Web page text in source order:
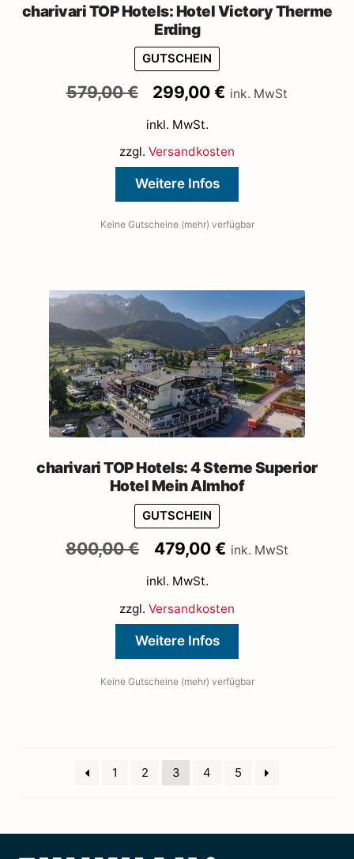
charivari TOP Hotels: Hotel Victory Therme
Erding
GUTSCHEIN
579,00€
Ursprünglicher
war:
579,00 €
299,00€ Aktueller
299,00 €.
ink. MwSt
inkl. MwSt.
zzgl. Versandkosten
Weitere Infos
Keine Gutscheine (mehr) verfügbar
charivari TOP Hotels: 4 Sterne Superior
Hotel Mein Almhof
GUTSCHEIN
800,00€
Ursprünglicher
war:
800,00 €
479,00 €Aktueller
479,00 €.
ink. MwSt
inkl. MwSt.
zzgl. Versandkosten
Weitere Infos
Keine Gutscheine (mehr) verfügbar
1 2 3 4 5